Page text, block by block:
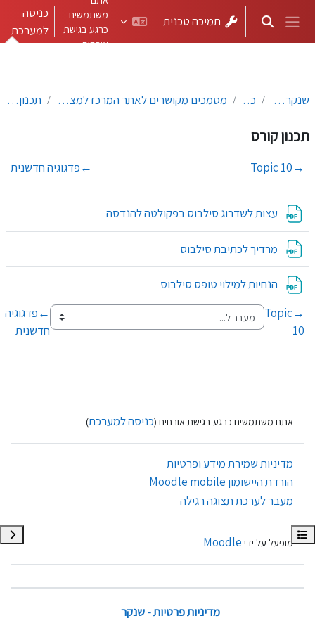
דילוג לתוכן הראשי
חלון סקירה צדדי
הצגה או הסתרה של קלט חיפוש
תמיכה טכנית
משתמשים
כרגע בגישת
אורחים
כניסה
למערכת
תצוגת רשימת הנושאים בקורס
שנקר-כללי כללי מסמכים מקושרים לאתר המרכז למצוינות בהוראה תכנון קורס
תכנון קורס
→
Topic 10
←פדגוגיה חדשנית
עצות לשדרוג סילבוס בפקולטה להנדסה
מרדיך לכתיבת סילבוס
הנחיות למילוי טופס סילבוס
→
Topic
10
←פדגוגיה
חדשנית
אתם משתמשים כרגע בגישת אורחים (כניסה למערכת)
מדיניות שמירת מידע ופרטיות
הורדת היישומון Moodle mobile
מעבר לערכת תצוגה רגילה
מופעל על ידי Moodle
מדיניות פרטיות - שנקר